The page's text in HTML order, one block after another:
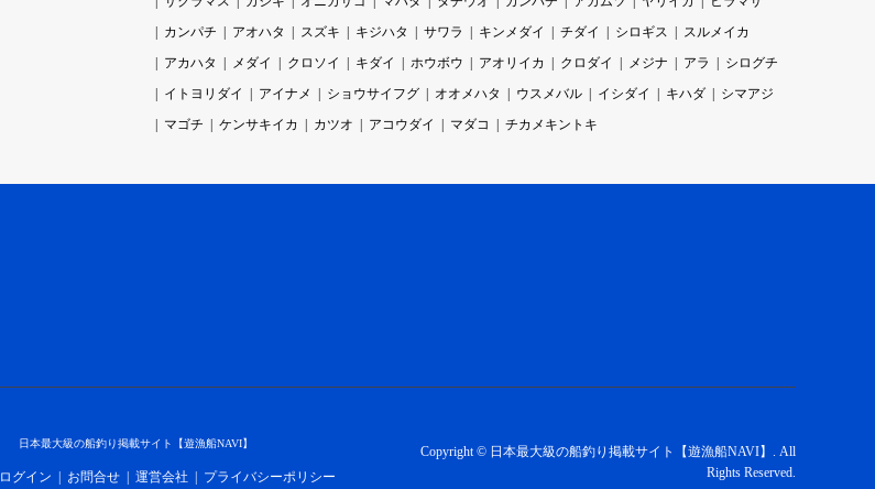
カンパチ
アオハタ スズキ キジハタ サワラ キンメダイ チダイ シロギス
スルメイカ
アカハタ
メダイ クロソイ キダイ ホウボウ アオリイカ クロダイ メジナ アラ
シログチ
イトヨリダイ
アイナメ ショウサイフグ オオメハタ ウスメバル イシダイ キハダ
シマアジ
マゴチ
ケンサキイカ カツオ アコウダイ マダコ チカメキントキ
日本最大級の船釣り掲載サイト【遊漁船NAVI】
ログイン お問合せ 運営会社 プライバシーポリシー
Copyright© 日本最大級の船釣り掲載サイト【遊漁船NAVI】 . All
Rights Reserved.